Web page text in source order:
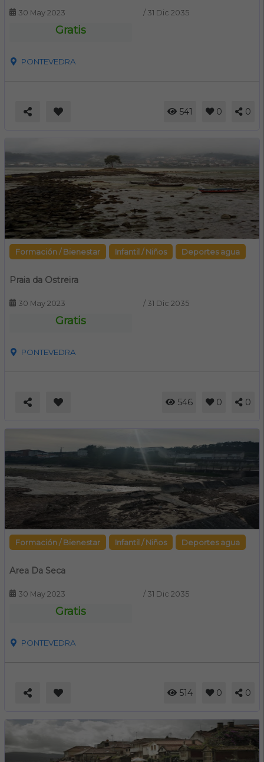
30 May 2023 / 31 Dic 2035
Gratis
PONTEVEDRA
541 0 0
Formación / Bienestar Infantil / Niños Deportes agua
Praia da Ostreira
30 May 2023 / 31 Dic 2035
Gratis
PONTEVEDRA
546 0 0
Formación / Bienestar Infantil / Niños Deportes agua
Area Da Seca
30 May 2023 / 31 Dic 2035
Gratis
PONTEVEDRA
514 0 0